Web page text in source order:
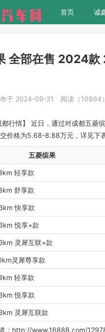
首页 诚
全部在售 2024
于 2024-09-21 阅读（10994）
都行情】 近日，通过对成都五
价格为5.68-8.88万元，详见下
五菱缤果
轻享款
舒享款
快享款
悦享+款
灵犀互联+款
灵犀尊享款
轻享款
悦享款
灵犀互联款
：http://www.16888.com/